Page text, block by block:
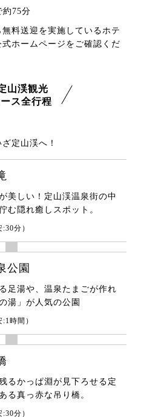
約75分
料送迎を実施しているホテ
ホームページをご確認くだ
山渓観光
ス全行程
定山渓へ！
美しい！定山渓温泉街の中
む隠れ癒しスポット。
分）
公園
足湯や、温泉たまごが作れ
湯」が人気の公園
時間）
るかっぱ淵が見下ろせる定
る真っ赤な吊り橋。
分）